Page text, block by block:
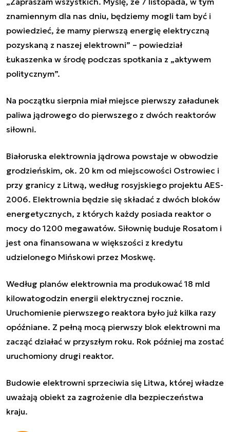
znamiennym dla nas dniu, będziemy mogli tam być i
powiedzieć, że mamy pierwszą energię elektryczną
pozyskaną z naszej elektrowni” – powiedział
Łukaszenka w środę podczas spotkania z „aktywem
politycznym”.
Na początku sierpnia miał miejsce pierwszy załadunek
paliwa jądrowego do pierwszego z dwóch reaktorów
siłowni.
Białoruska elektrownia jądrowa powstaje w obwodzie
grodzieńskim, ok. 20 km od miejscowości Ostrowiec i
przy granicy z Litwą, według rosyjskiego projektu AES-
2006. Elektrownia będzie się składać z dwóch bloków
energetycznych, z których każdy posiada reaktor o
mocy do 1200 megawatów. Siłownię buduje Rosatom i
jest ona finansowana w większości z kredytu
udzielonego Mińskowi przez Moskwę.
Według planów elektrownia ma produkować 18 mld
kilowatogodzin energii elektrycznej rocznie.
Uruchomienie pierwszego reaktora było już kilka razy
opóźniane. Z pełną mocą pierwszy blok elektrowni ma
zacząć działać w przyszłym roku. Rok później ma zostać
uruchomiony drugi reaktor.
Budowie elektrowni sprzeciwia się Litwa, której władze
uważają obiekt za zagrożenie dla bezpieczeństwa
kraju.